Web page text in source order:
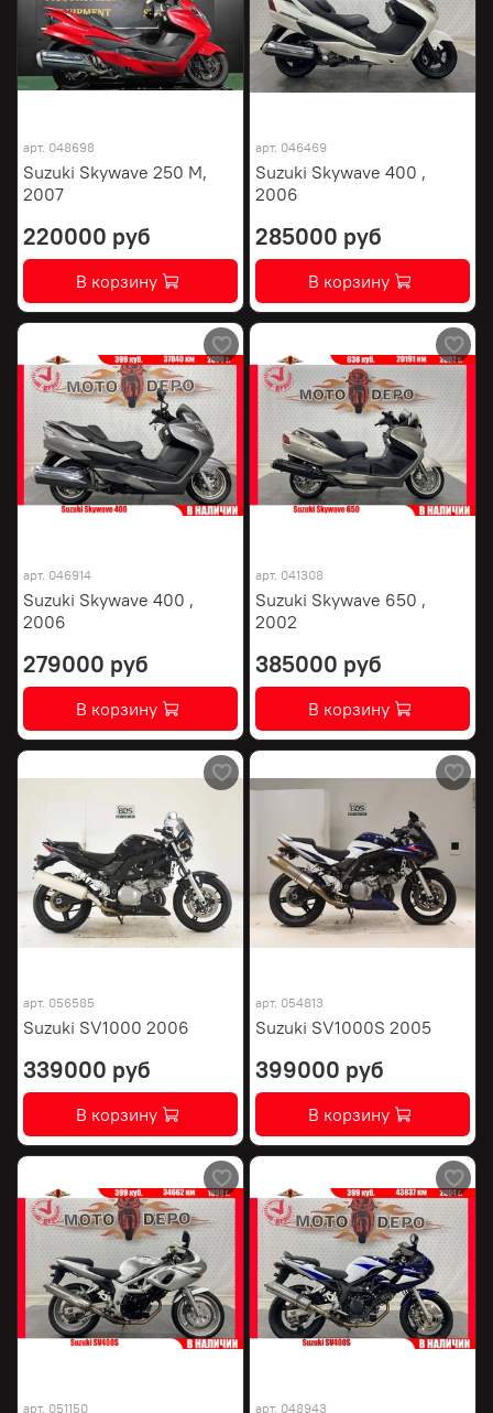
арт. 048698
Suzuki Skywave 250 M,
2007
220000 руб
В корзину
арт. 046469
Suzuki Skywave 400 ,
2006
285000 руб
В корзину
арт. 046914
Suzuki Skywave 400 ,
2006
279000 руб
В корзину
арт. 041308
Suzuki Skywave 650 ,
2002
385000 руб
В корзину
арт. 056585
Suzuki SV1000 2006
339000 руб
В корзину
арт. 054813
Suzuki SV1000S 2005
399000 руб
В корзину
арт. 051150 арт. 048943